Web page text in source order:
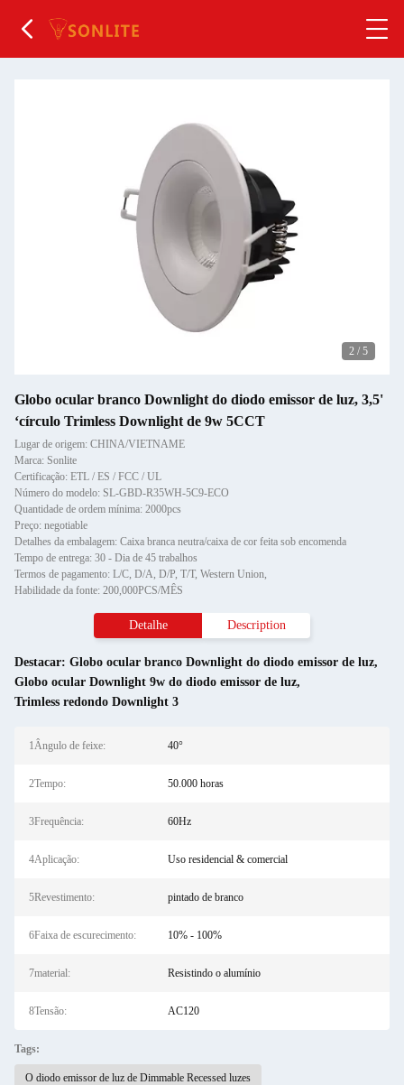
2 / 5
Globo ocular branco Downlight do diodo emissor de luz, 3,5'
‘círculo Trimless Downlight de 9w 5CCT
Lugar de origem: CHINA/VIETNAME
Marca: Sonlite
Certificação: ETL / ES / FCC / UL
Número do modelo: SL-GBD-R35WH-5C9-ECO
Quantidade de ordem mínima: 2000pcs
Preço: negotiable
Detalhes da embalagem: Caixa branca neutra/caixa de cor feita sob encomenda
Tempo de entrega: 30 - Dia de 45 trabalhos
Termos de pagamento: L/C, D/A, D/P, T/T, Western Union,
Habilidade da fonte: 200,000PCS/MÊS
Detalhe Description
Destacar: Globo ocular branco Downlight do diodo emissor de luz,
Globo ocular Downlight 9w do diodo emissor de luz,
Trimless redondo Downlight 3
1Ângulo de feixe: 40°
2Tempo: 50.000 horas
3Frequência: 60Hz
4Aplicação: Uso residencial & comercial
5Revestimento: pintado de branco
6Faixa de escurecimento: 10% - 100%
7material: Resistindo o alumínio
8Tensão: AC120
Tags:
O diodo emissor de luz de Dimmable Recessed luzes